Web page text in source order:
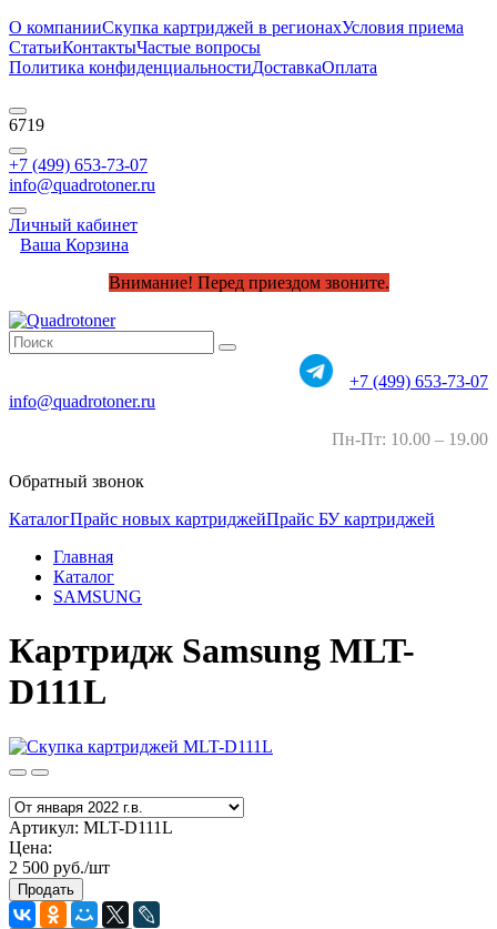
О компанииСкупка картриджей в регионахУсловия приема
СтатьиКонтактыЧастые вопросы
Политика конфиденциальностиДоставкаОплата
6719
+7 (499) 653-73-07
info@quadrotoner.ru
Личный кабинет
Ваша Корзина
Внимание! Перед приездом звоните.
+7 (499) 653-73-07
info@quadrotoner.ru
Пн-Пт: 10.00 – 19.00
Обратный звонок
КаталогПрайс новых картриджейПрайс БУ картриджей
Главная
Каталог
SAMSUNG
Картридж Samsung MLT-
D111L
Артикул: MLT-D111L
Цена:
2 500 руб./шт
Продать